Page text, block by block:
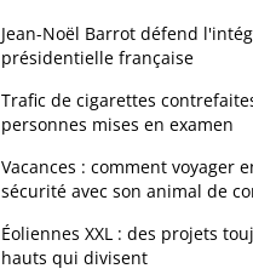
Jean-Noël Barrot défend
présidentielle française
Trafic de cigarettes
personnes mises en examen
Vacances : comment voyager
sécurité avec son animal de
Éoliennes XXL : des projets
hauts qui divisent